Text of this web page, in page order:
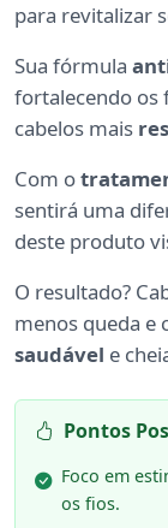
para revitalizar
Sua fórmula
fortalecendo os
cabelos mais
Com o
sentirá uma
deste produto
O resultado?
menos queda e
saudável e
Pontos
Foco em
os fios.